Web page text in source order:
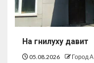
На гнилуху давит
05.08.2026 Город А